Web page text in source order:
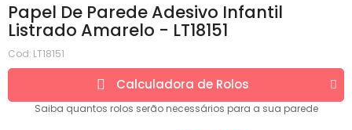
Papel De Parede Adesivo Infantil
Listrado Amarelo - LT18151
Cod: LT18151
Calculadora de Rolos
Saiba quantos rolos serão necessários para a sua parede